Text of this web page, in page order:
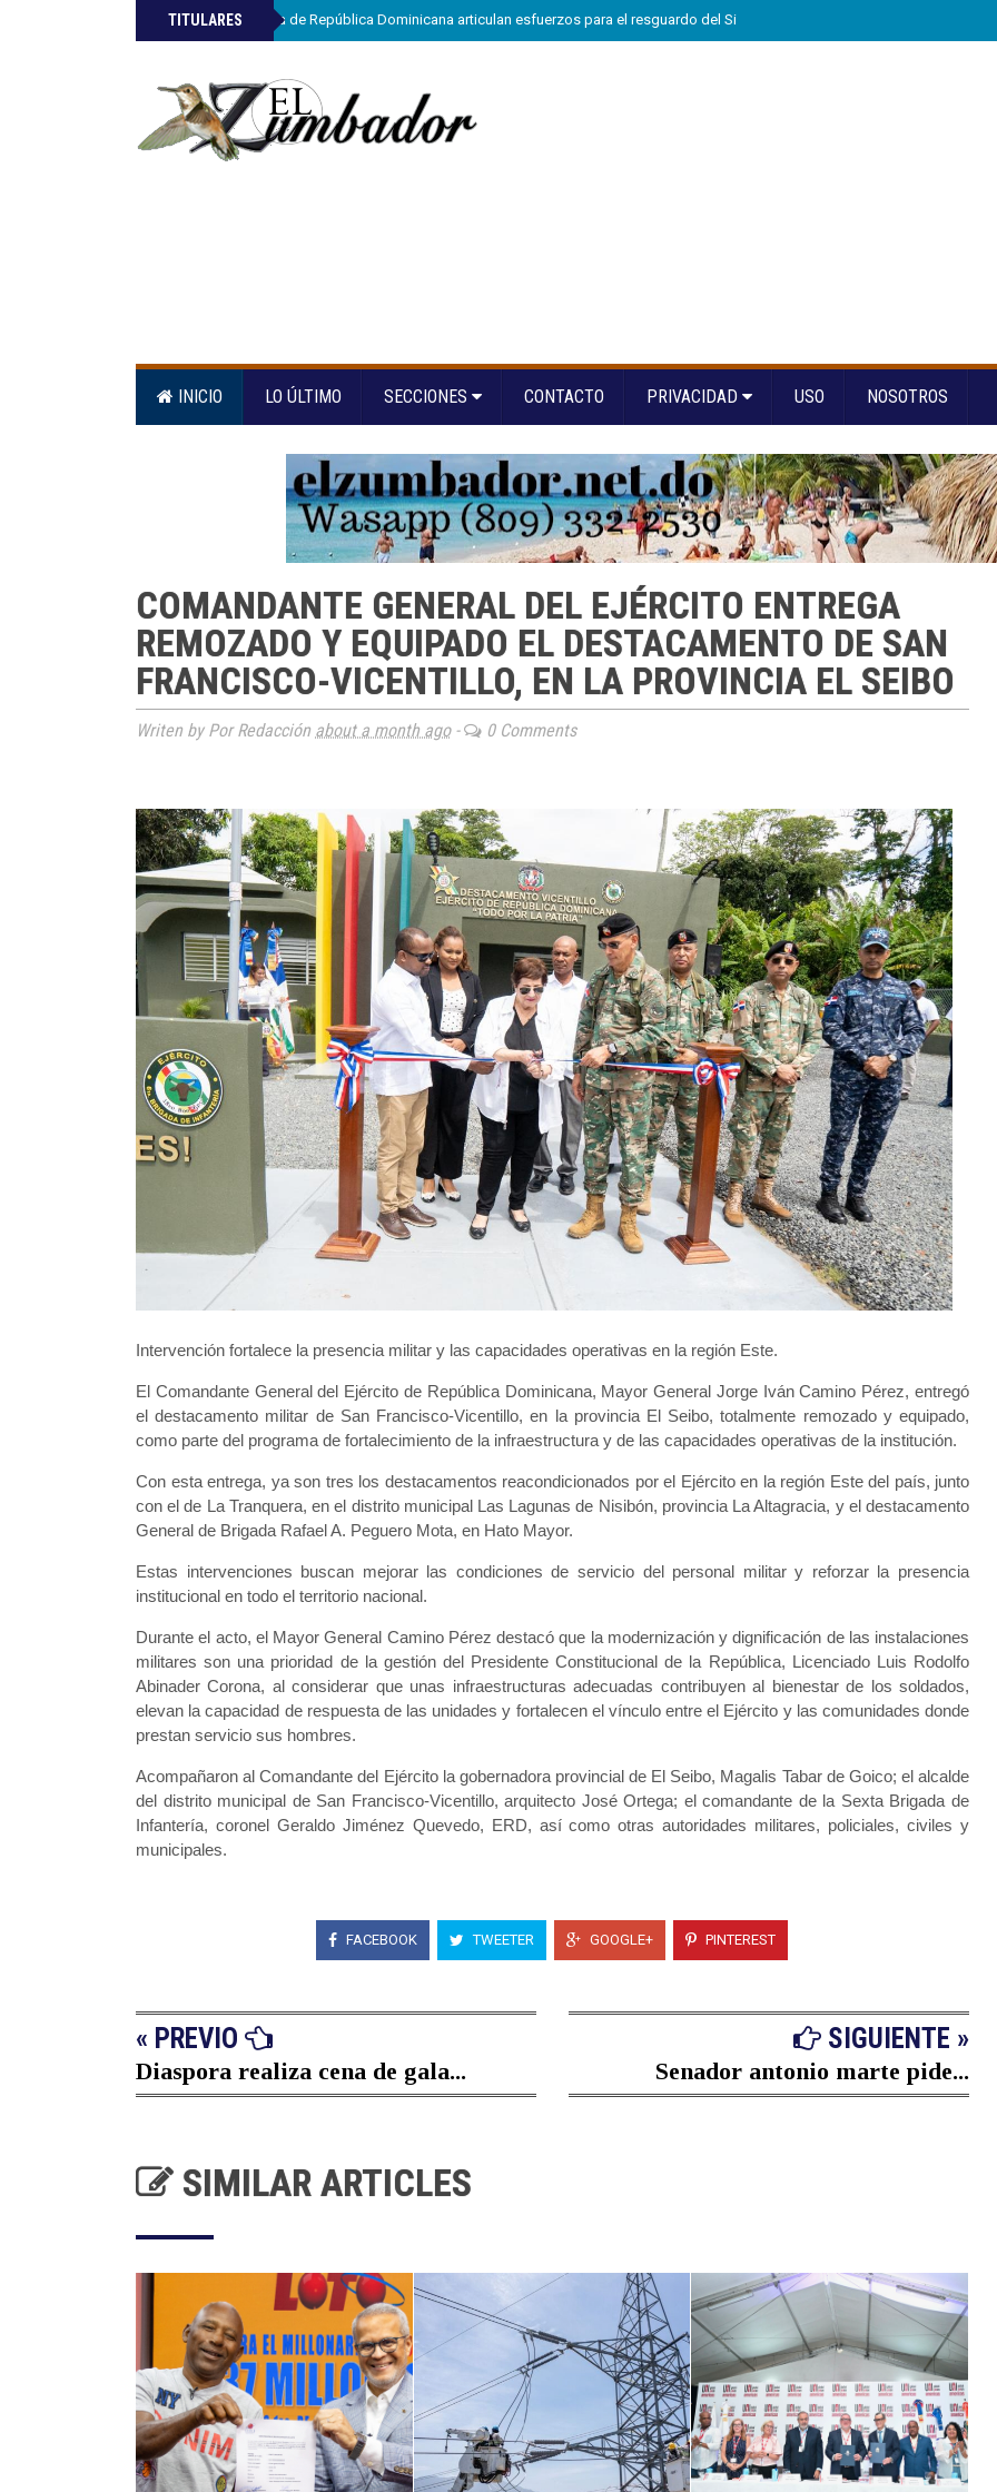
TITULARES
»ETED y la Armada de República Dominicana articulan esfuerzos para el resguardo del Sistema de Transmisión Eléctrica
INICIO LO ÚLTIMO SECCIONES CONTACTO PRIVACIDAD USO NOSOTROS
COMANDANTE GENERAL DEL EJÉRCITO ENTREGA
REMOZADO Y EQUIPADO EL DESTACAMENTO DE SAN
FRANCISCO-VICENTILLO, EN LA PROVINCIA EL SEIBO
Writen by Por Redacción about a month ago- 0 Comments
Intervención fortalece la presencia militar y las capacidades operativas en la región Este.
El Comandante General del Ejército de República Dominicana, Mayor General Jorge Iván Camino Pérez, entregó
el destacamento militar de San Francisco-Vicentillo, en la provincia El Seibo, totalmente remozado y equipado,
como parte del programa de fortalecimiento de la infraestructura y de las capacidades operativas de la institución.
Con esta entrega, ya son tres los destacamentos reacondicionados por el Ejército en la región Este del país, junto
con el de La Tranquera, en el distrito municipal Las Lagunas de Nisibón, provincia La Altagracia, y el destacamento
General de Brigada Rafael A. Peguero Mota, en Hato Mayor.
Estas intervenciones buscan mejorar las condiciones de servicio del personal militar y reforzar la presencia
institucional en todo el territorio nacional.
Durante el acto, el Mayor General Camino Pérez destacó que la modernización y dignificación de las instalaciones
militares son una prioridad de la gestión del Presidente Constitucional de la República, Licenciado Luis Rodolfo
Abinader Corona, al considerar que unas infraestructuras adecuadas contribuyen al bienestar de los soldados,
elevan la capacidad de respuesta de las unidades y fortalecen el vínculo entre el Ejército y las comunidades donde
prestan servicio sus hombres.
Acompañaron al Comandante del Ejército la gobernadora provincial de El Seibo, Magalis Tabar de Goico; el alcalde
del distrito municipal de San Francisco-Vicentillo, arquitecto José Ortega; el comandante de la Sexta Brigada de
Infantería, coronel Geraldo Jiménez Quevedo, ERD, así como otras autoridades militares, policiales, civiles y
municipales.
FACEBOOK TWEETER GOOGLE+ PINTEREST
« PREVIO
Diaspora realiza cena de gala...
SIGUIENTE »
Senador antonio marte pide...
SIMILAR ARTICLES